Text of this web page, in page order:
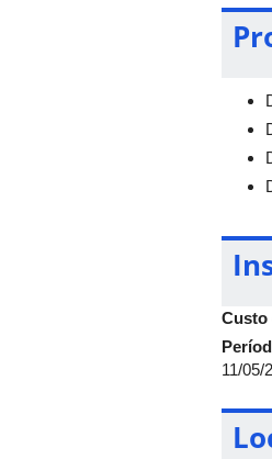
Custo
11/05/